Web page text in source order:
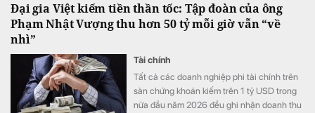
Đại gia Việt kiếm tiền thần tốc: Tập đoàn của ông
Phạm Nhật Vượng thu hơn 50 tỷ mỗi giờ vẫn “về
nhì”
Tài chính
Tất cả các doanh nghiệp phi tài chính trên
sàn chứng khoán kiếm trên 1 tỷ USD trong
nửa đầu năm 2026 đều ghi nhận doanh thu